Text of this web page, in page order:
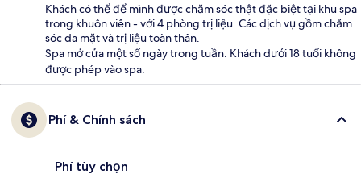
Khách có thể để mình được chăm sóc thật đặc biệt tại khu spa
trong khuôn viên - với 4 phòng trị liệu. Các dịch vụ gồm chăm
sóc da mặt và trị liệu toàn thân.
Spa mở cửa một số ngày trong tuần. Khách dưới 18 tuổi không
được phép vào spa.
Phí & Chính sách
Phí tùy chọn